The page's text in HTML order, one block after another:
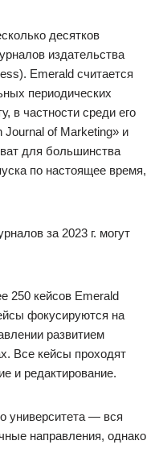
десятков
издательства
Emerald считается
периодических
в частности среди его
of Marketing» и
для большинства
по настоящее время,
за 2023 г. могут
250 кейсов Emerald
фокусируются на
развитием
Все кейсы проходят
и редактирование.
университета — вся
направления, однако